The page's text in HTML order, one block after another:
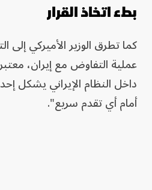
بطء اتخاذ القرار
كما تطرق الوزير الأميركي إلى
عملية التفاوض مع إيران،
داخل النظام الإيراني يشكل
أمام أي تقدم سريع".